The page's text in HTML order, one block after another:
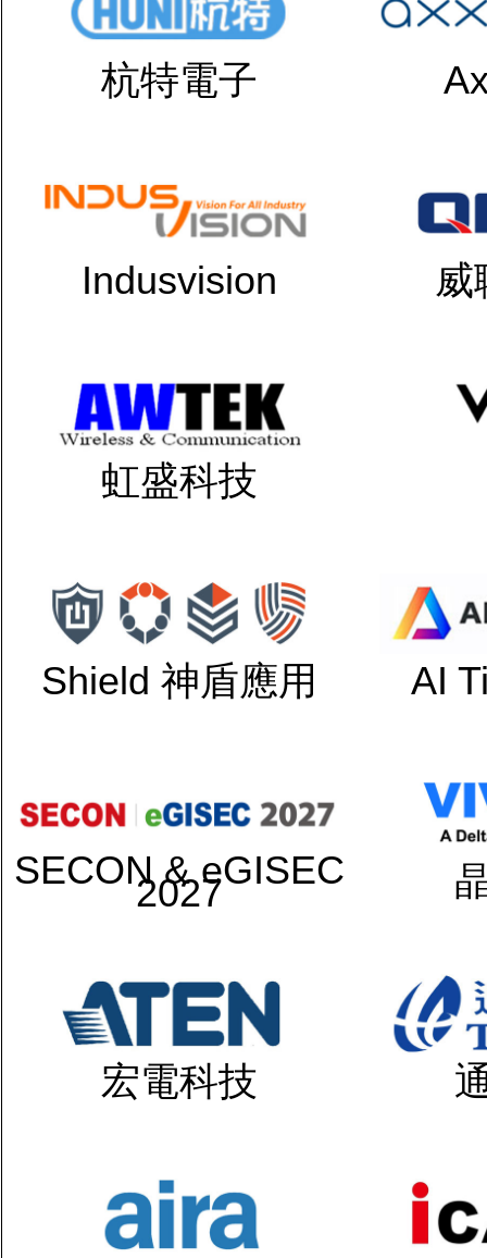
杭特電子
Indusvision 威
虹盛科技
Shield 神盾應用 AI
SECON & eGISEC
2027
宏電科技